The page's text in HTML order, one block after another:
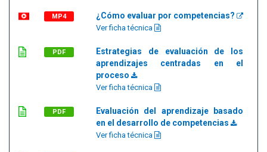
MP4 ¿Cómo evaluar por competencias?
Ver ficha técnica
PDF
Estrategias de evaluación de los
aprendizajes centradas en el
proceso
Ver ficha técnica
PDF
Evaluación del aprendizaje basado
en el desarrollo de competencias
Ver ficha técnica